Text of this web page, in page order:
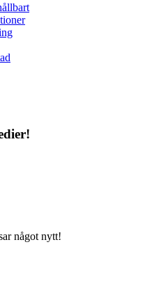
något nytt!